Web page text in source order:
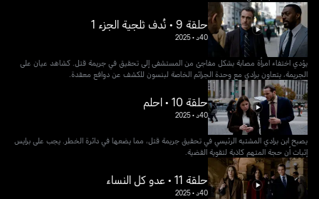
حلقة 9 • نُدف ثلجية الجزء 1
40د •
2025
يؤدي اختفاء امرأة مصابة بشكل مفاجئ من المستشفى إلى تحقيق في جريمة قتل. كشاهد عيان على
الجريمة، يتعاون برادي مع وحدة الجرائم الخاصة لبنسون للكشف عن دوافع معقدة.
حلقة 10 • احلم
40د •
2025
يصبح ابن برادي المشتبه الرئيسي في تحقيق جريمة قتل، مما يضعها في دائرة الخطر. يجب على برايس
إثبات أن حجة المتهم كاذبة لتقوية القضية.
حلقة 11 • عدو كل النساء
40د •
2025